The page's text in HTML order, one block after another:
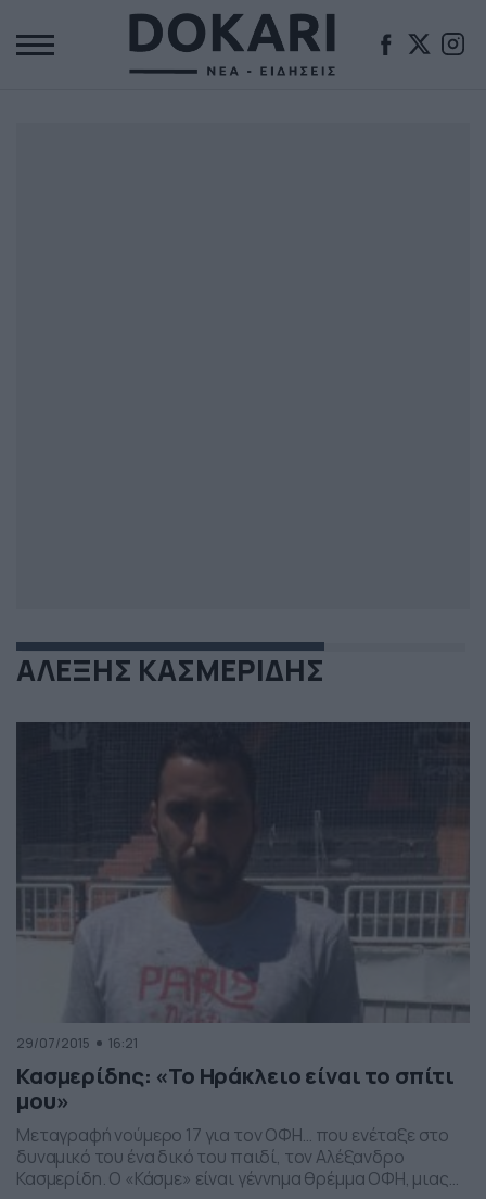
ΑΛΕΞΗΣ ΚΑΣΜΕΡΙΔΗΣ
29/07/2015 16:21
Κασμερίδης: «Το Ηράκλειο είναι το σπίτι
μου»
Μεταγραφή νούμερο 17 για τον ΟΦΗ… που ενέταξε στο
δυναμικό του ένα δικό του παιδί, τον Αλέξανδρο
Κασμερίδη. Ο «Κάσμε» είναι γέννημα θρέμμα ΟΦΗ, μιας